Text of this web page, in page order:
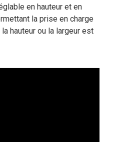
en hauteur et en
la prise en charge
hauteur ou la largeur est